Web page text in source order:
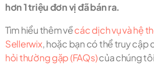
hơn 1 triệu đơn vị đã bán ra.
Tìm hiểu thêm vềcác dịch vụ và hệ
Sellerwix, hoặc bạn có thể truy cập
hỏi thường gặp (FAQs)của chúng